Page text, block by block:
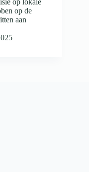
op lokale
op de
aan